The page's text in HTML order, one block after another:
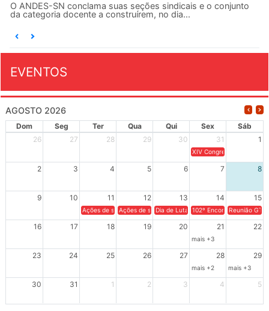
O ANDES-SN conclama suas seções sindicais e o conjunto
da categoria docente a construírem, no dia...
EVENTOS
AGOSTO 2026
Dom Seg Ter Qua Qui Sex
Sáb
26
27 28 29 30 31 1
XIV Congresso Brasileiro
2 3 4 5 6 7 8
9 10 11 12 13 14 15
Ações de solidariedade a Cuba no Rio Grande do Sul - 100
Ações de solidariedade a Cuba no Rio Grande do
Dia de Luta em Defesa de Cuba e da
102º Encontro da
Reunião
16 17 18 19 20 21 22
mais +3
23 24 25 26 27 28 29
mais +2 mais +3
30 31 1 2 3 4 5